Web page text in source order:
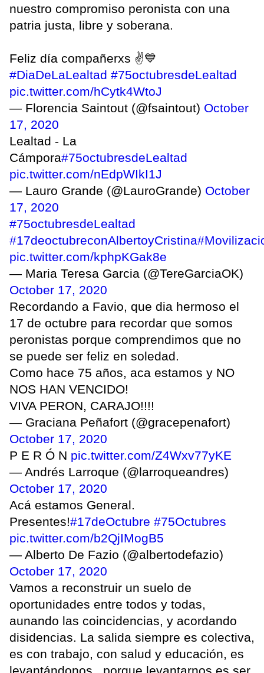
nuestro compromiso peronista con una
patria justa, libre y soberana.
Feliz día compañerxs ✌️💙
#DiaDeLaLealtad #75octubresdeLealtad
pic.twitter.com/hCytk4WtoJ
— Florencia Saintout (@fsaintout) October
17, 2020
Lealtad - La
Cámpora#75octubresdeLealtad
pic.twitter.com/nEdpWIkI1J
— Lauro Grande (@LauroGrande) October
17, 2020
#75octubresdeLealtad
#17deoctubreconAlbertoyCristina
pic.twitter.com/kphpKGak8e
— Maria Teresa Garcia (@TereGarciaOK)
October 17, 2020
Recordando a Favio, que dia hermoso el
17 de octubre para recordar que somos
peronistas porque comprendimos que no
se puede ser feliz en soledad.
Como hace 75 años, aca estamos y NO
NOS HAN VENCIDO!
VIVA PERON, CARAJO!!!!
— Graciana Peñafort (@gracepenafort)
October 17, 2020
P E R Ó N pic.twitter.com/Z4Wxv77yKE
— Andrés Larroque (@larroqueandres)
October 17, 2020
Acá estamos General.
Presentes!#17deOctubre #75Octubres
pic.twitter.com/b2QjIMogB5
— Alberto De Fazio (@albertodefazio)
October 17, 2020
Vamos a reconstruir un suelo de
oportunidades entre todos y todas,
aunando las coincidencias, y acordando
disidencias. La salida siempre es colectiva,
es con trabajo, con salud y educación, es